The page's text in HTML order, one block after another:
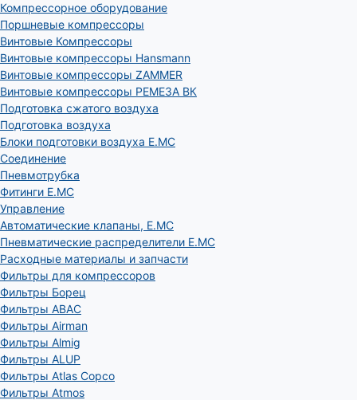
Компрессорное оборудование
Поршневые компрессоры
Винтовые Компрессоры
Винтовые компрессоры Hansmann
Винтовые компрессоры ZAMMER
Винтовые компрессоры РЕМЕЗА ВК
Подготовка сжатого воздуха
Подготовка воздуха
Блоки подготовки воздуха E.MC
Соединение
Пневмотрубка
Фитинги E.MC
Управление
Автоматические клапаны, Е.МС
Пневматические распределители E.MC
Расходные материалы и запчасти
Фильтры для компрессоров
Фильтры Борец
Фильтры ABAC
Фильтры Airman
Фильтры Almig
Фильтры ALUP
Фильтры Atlas Copco
Фильтры Atmos